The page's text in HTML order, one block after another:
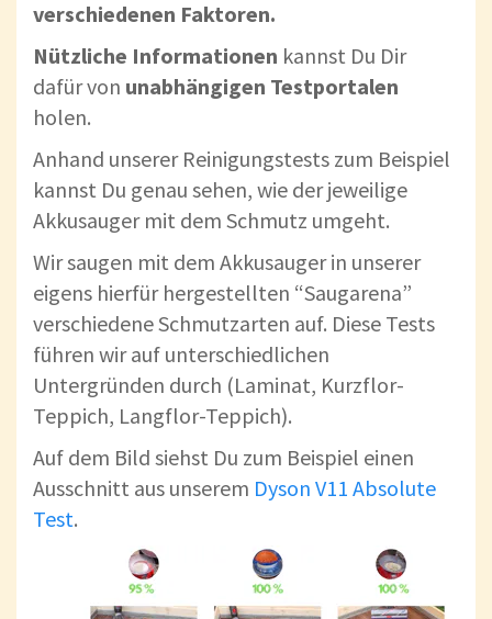
verschiedenen Faktoren.
Nützliche Informationen kannst Du Dir
dafür von unabhängigen Testportalen
holen.
Anhand unserer Reinigungstests zum Beispiel
kannst Du genau sehen, wie der jeweilige
Akkusauger mit dem Schmutz umgeht.
Wir saugen mit dem Akkusauger in unserer
eigens hierfür hergestellten “Saugarena”
verschiedene Schmutzarten auf. Diese Tests
führen wir auf unterschiedlichen
Untergründen durch (Laminat, Kurzflor-
Teppich, Langflor-Teppich).
Auf dem Bild siehst Du zum Beispiel einen
Ausschnitt aus unserem Dyson V11 Absolute
Test.